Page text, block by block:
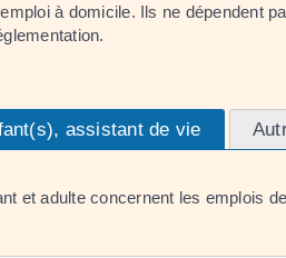
à domicile. Ils ne dépendent
assistant de vie
et adulte concernent les emplois